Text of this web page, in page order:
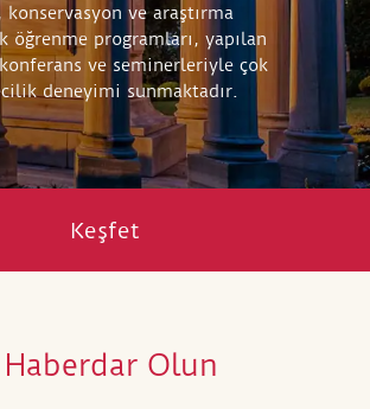
ve araştırma
programları, yapılan
ve seminerleriyle çok
deneyimi sunmaktadır.
Keşfet
Haberdar Olun